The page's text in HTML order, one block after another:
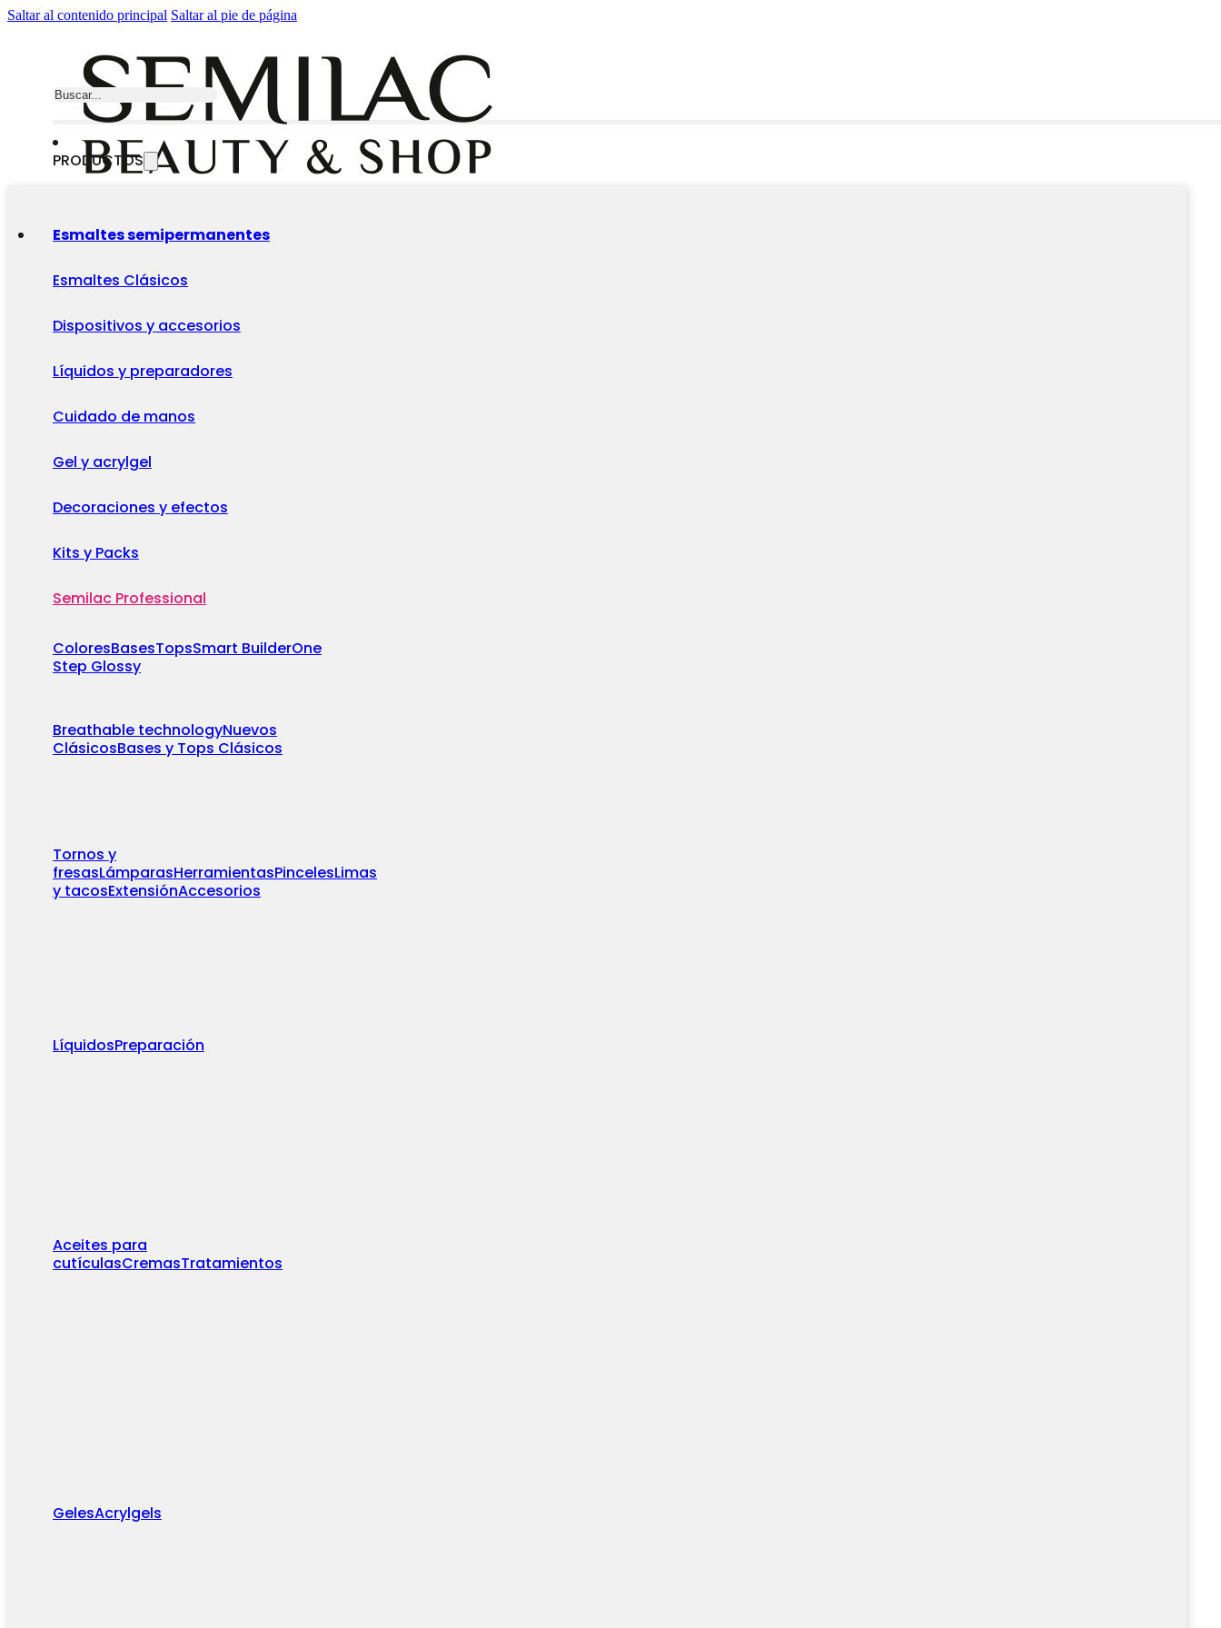
Saltar al contenido principal Saltar al pie de página
Buscar
PRODUCTOS
Esmaltes semipermanentes
Esmaltes Clásicos
Dispositivos y accesorios
Líquidos y preparadores
Cuidado de manos
Gel y acrylgel
Decoraciones y efectos
Kits y Packs
Semilac Professional
ColoresBasesTopsSmart BuilderOne
Step Glossy
Breathable technologyNuevos
ClásicosBases y Tops Clásicos
Tornos y
fresasLámparasHerramientasPincelesLimas
y tacosExtensiónAccesorios
LíquidosPreparación
Aceites para
cutículasCremasTratamientos
GelesAcrylgels